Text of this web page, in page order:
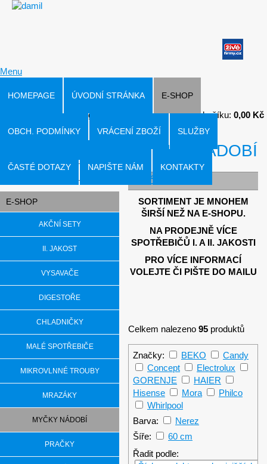
Menu
HOMEPAGE ÚVODNÍ STRÁNKA E-SHOP
OBCH. PODMÍNKY VRÁCENÍ ZBOŽÍ SLUŽBY
ČASTÉ DOTAZY NAPIŠTE NÁM KONTAKTY
Registrace V košíku: 0,00 Kč
MYČKY NÁDOBÍ
MYČKY NÁDOBÍ
SORTIMENT JE MNOHEM
ŠIRŠÍ NEŽ NA E-SHOPU.
NA PRODEJNĚ VÍCE
SPOTŘEBIČŮ I. A II. JAKOSTI
PRO VÍCE INFORMACÍ
VOLEJTE ČI PIŠTE DO MAILU
Celkem nalezeno 95 produktů
Značky: BEKO
Candy
Concept
Electrolux
GORENJE
HAIER
Hisense
Mora
Philco
Whirlpool
Barva:
Nerez
Šíře:
60 cm
Řadit podle:
E-SHOP
AKČNÍ SETY
II. JAKOST
VYSAVAČE
DIGESTOŘE
CHLADNIČKY
MALÉ SPOTŘEBIČE
MIKROVLNNÉ TROUBY
MRAZÁKY
MYČKY NÁDOBÍ
PRAČKY